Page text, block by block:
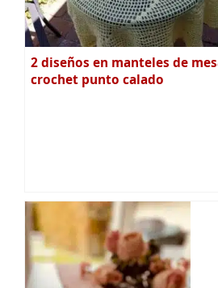
2 diseños en manteles de
crochet punto calado